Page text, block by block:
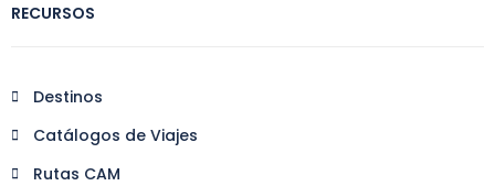
RECURSOS
Destinos
Catálogos de Viajes
Rutas CAM